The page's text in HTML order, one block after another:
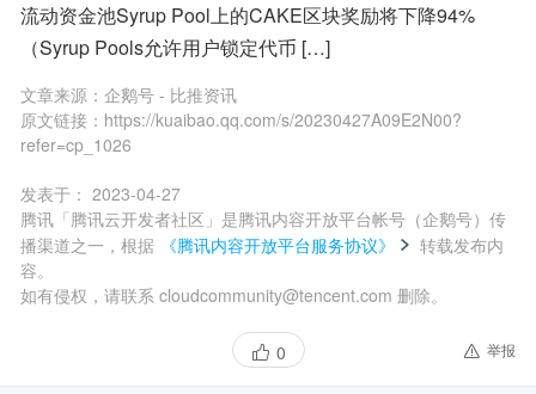
流动资金池Syrup Pool上的CAKE区块奖励将下降94%
（Syrup Pools允许用户锁定代币 […]
文章来源： 企鹅号 - 比推资讯
原文链接： https://kuaibao.qq.com/s/20230427A09E2N00?
refer=cp_1026
发表于： 2023-04-27
腾讯「腾讯云开发者社区」是腾讯内容开放平台帐号（企鹅号）传
播渠道之一，根据
《腾讯内容开放平台服务协议》
转载发布内
容。
如有侵权，请联系 cloudcommunity@tencent.com 删除。
0 举报